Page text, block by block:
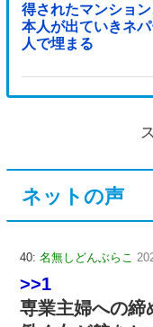
得されたマンション
本人が出ていきネ
人で埋まる
ネットの声
40: 名無しどんぶらこ
>>1
専業主婦への締